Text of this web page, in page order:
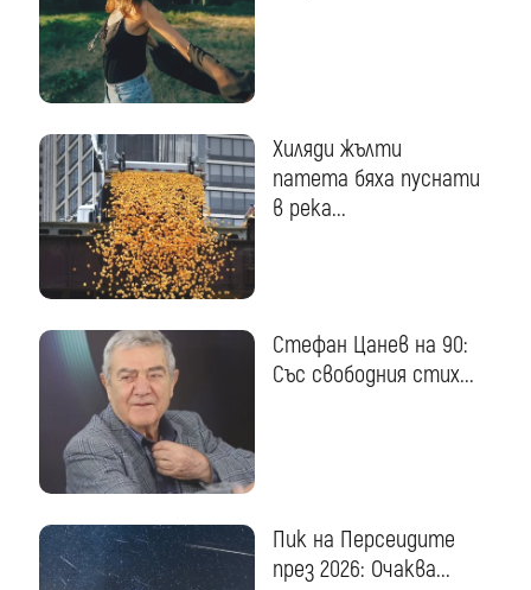
Хиляди жълти
патета бяха пуснати
в река...
Стефан Цанев на 90:
Със свободния стих...
Пик на Персеидите
през 2026: Очаква...